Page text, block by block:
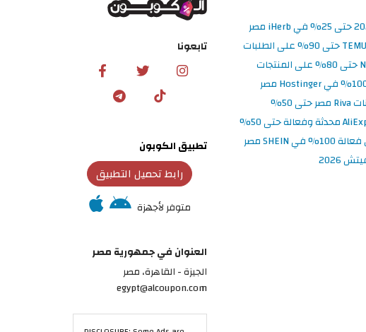
تابعونا
تطبيق الكوبون
رابط تحميل التطبيق
متوفر لأجهزة
العنوان في جمهورية مصر
الجيزة - القاهرة، مصر
egypt@alcoupon.com